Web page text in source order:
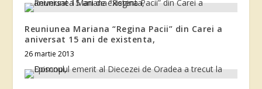
Reuniunea Mariana “Regina Pacii” din Carei a
aniversat 15 ani de existenta,
26 martie 2013